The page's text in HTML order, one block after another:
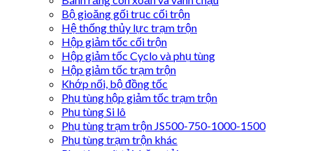
Bộ gioăng gối trục cối trộn
Hệ thống thủy lực trạm trộn
Hộp giảm tốc cối trộn
Hộp giảm tốc Cyclo và phụ tùng
Hộp giảm tốc trạm trộn
Khớp nối, bộ đồng tốc
Phụ tùng hộp giảm tốc trạm trộn
Phụ tùng Si lô
Phụ tùng trạm trộn JS500-750-1000-1500
Phụ tùng trạm trộn khác